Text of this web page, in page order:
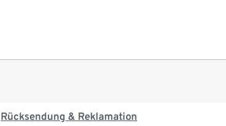
Rücksendung & Reklamation